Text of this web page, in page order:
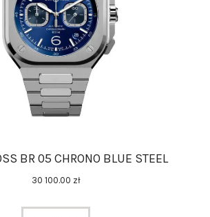
BR 05 CHRONO BLUE STEEL
30 100.00 zł